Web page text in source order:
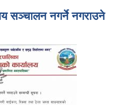
सञ्चालन नगर्ने नगराउने